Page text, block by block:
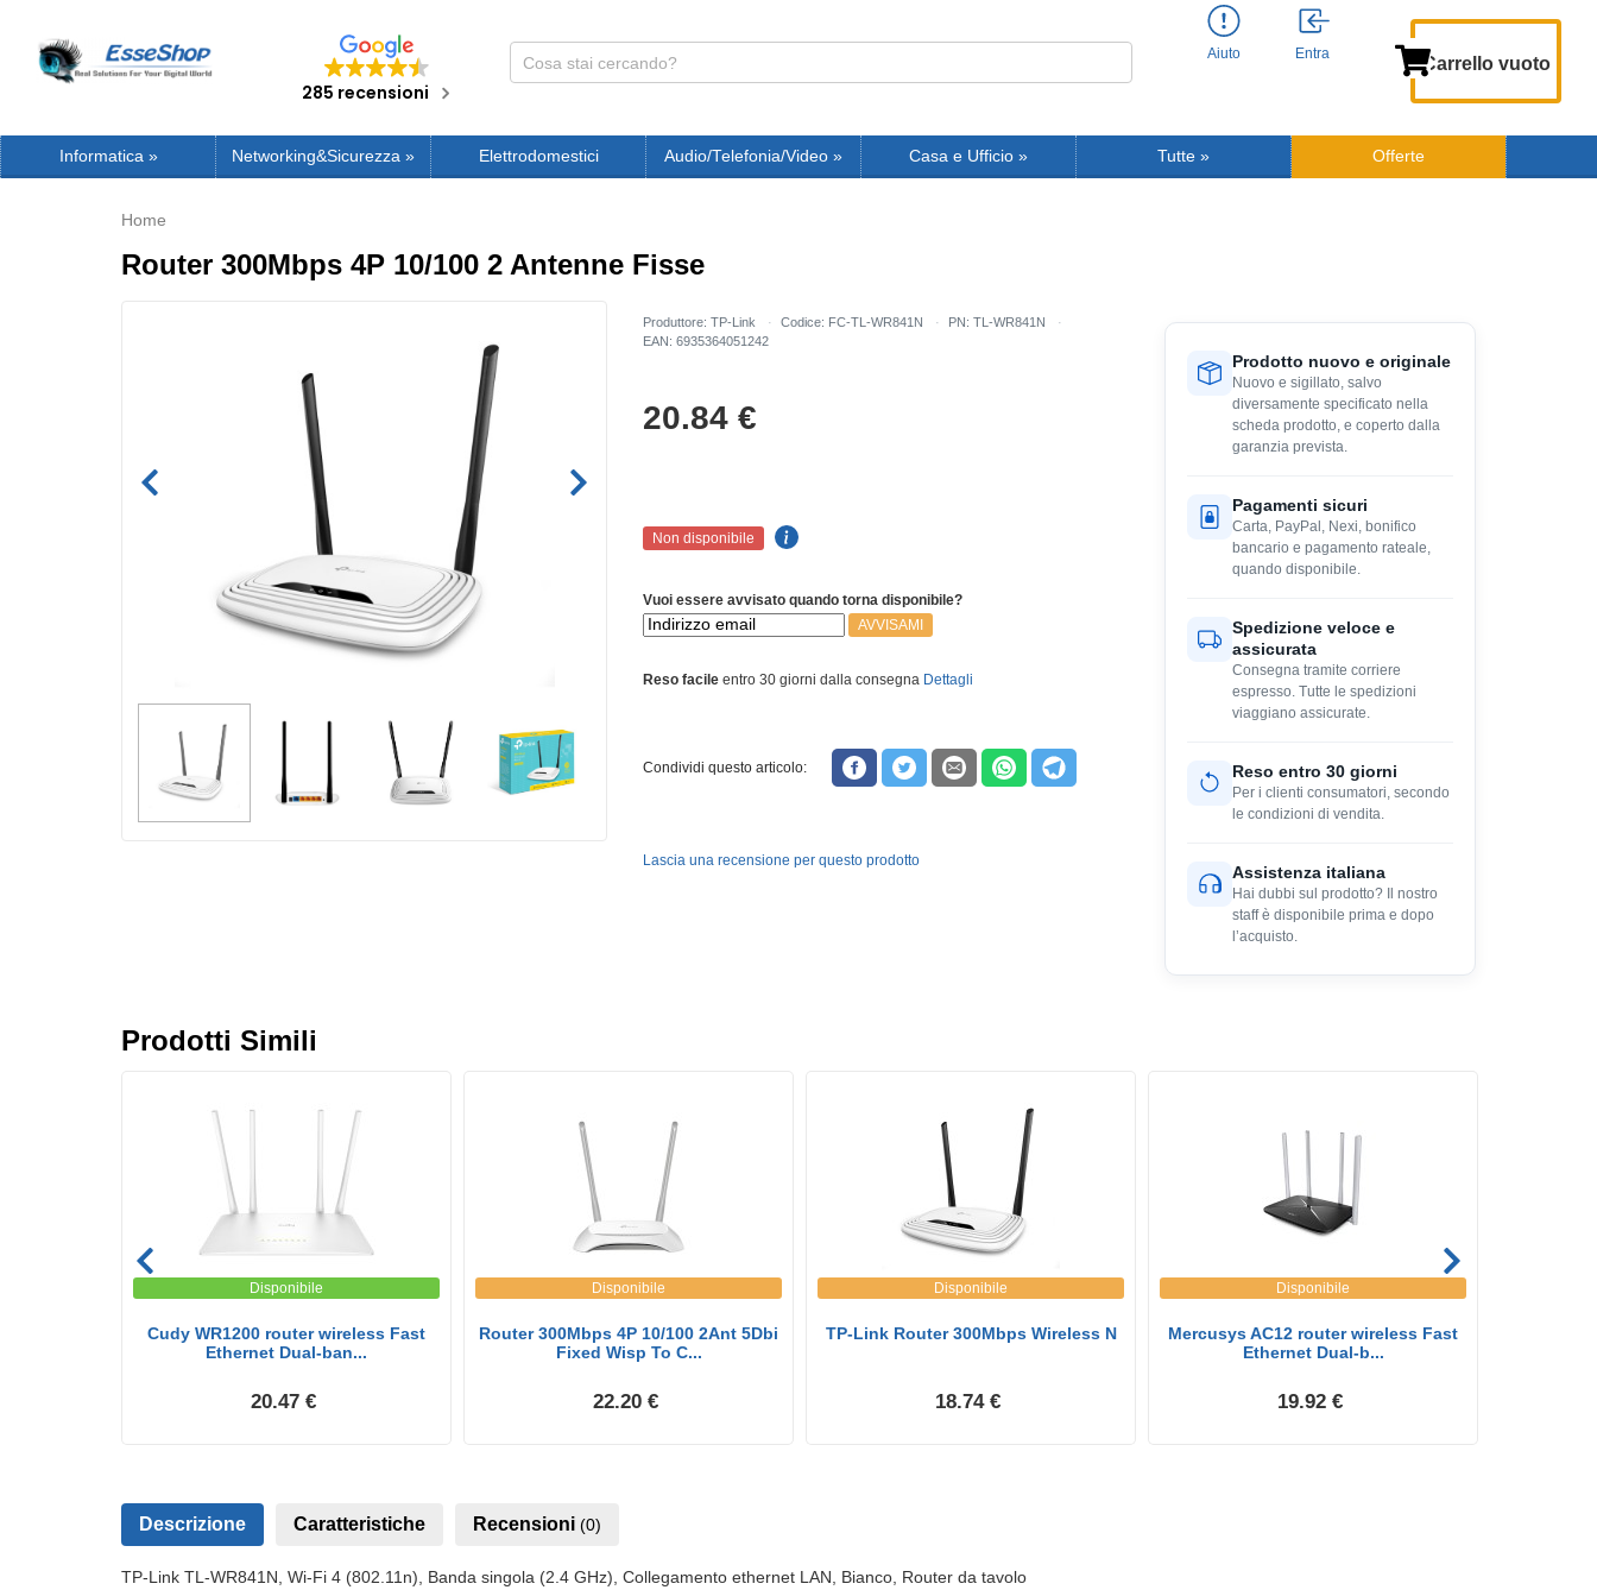
285 recensioni
Aiuto Entra Carrello vuoto
Informatica» Networking&Sicurezza » Elettrodomestici Audio/Telefonia/Video » Casa e Ufficio » Tutte » Offerte
Home
Router 300Mbps 4P 10/100 2 Antenne Fisse
Produttore: TP-Link Codice: FC-TL-WR841N
PN: TL-WR841N
EAN: 6935364051242
20.84 €
Non disponibile
Vuoi essere avvisato quando torna disponibile?
AVVISAMI
Reso facileentro 30 giorni dalla consegna Dettagli
Condividi questo articolo:
Lascia una recensione per questo prodotto
Prodotto nuovo e originale
Nuovo e sigillato, salvo
diversamente specificato nella
scheda prodotto, e coperto dalla
garanzia prevista.
Pagamenti sicuri
Carta, PayPal, Nexi, bonifico
bancario e pagamento rateale,
quando disponibile.
Spedizione veloce e
assicurata
Consegna tramite corriere
espresso. Tutte le spedizioni
viaggiano assicurate.
Reso entro 30 giorni
Per i clienti consumatori, secondo
le condizioni di vendita.
Assistenza italiana
Hai dubbi sul prodotto? Il nostro
staff è disponibile prima e dopo
l’acquisto.
Prodotti Simili
Disponibile
Cudy WR1200 router wireless Fast
Ethernet Dual-ban...
20.47 €
Disponibile
Router 300Mbps 4P 10/100 2Ant 5Dbi
Fixed Wisp To C...
22.20 €
Disponibile
TP-Link Router 300Mbps Wireless N
18.74 €
Disponibile
Mercusys AC12 router wireless Fast
Ethernet Dual-b...
19.92 €
Descrizione Caratteristiche Recensioni (0)
TP-Link TL-WR841N, Wi-Fi 4 (802.11n), Banda singola (2.4 GHz), Collegamento ethernet LAN, Bianco, Router da tavolo